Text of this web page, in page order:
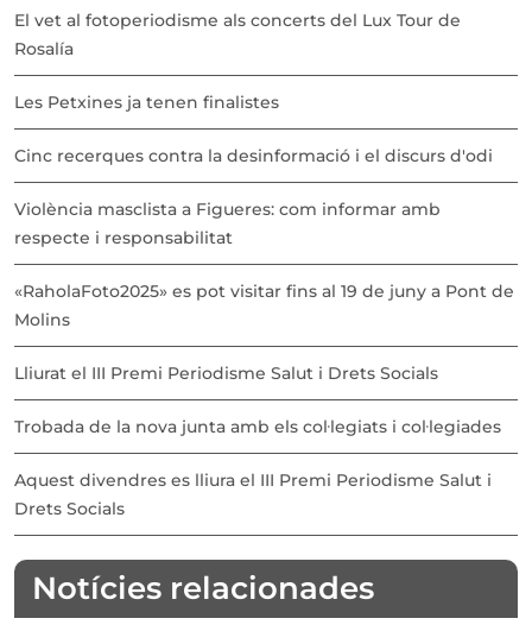
El vet al fotoperiodisme als concerts del Lux Tour de
Rosalía
Les Petxines ja tenen finalistes
Cinc recerques contra la desinformació i el discurs d'odi
Violència masclista a Figueres: com informar amb
respecte i responsabilitat
«RaholaFoto2025» es pot visitar fins al 19 de juny a Pont de
Molins
Lliurat el III Premi Periodisme Salut i Drets Socials
Trobada de la nova junta amb els col·legiats i col·legiades
Aquest divendres es lliura el III Premi Periodisme Salut i
Drets Socials
Notícies relacionades